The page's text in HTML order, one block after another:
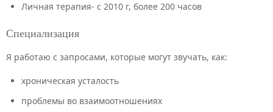
Личная терапия- с 2010 г, более 200 часов
Специализация
Я работаю с запросами, которые могут звучать, как:
хроническая усталость
проблемы во взаимоотношениях